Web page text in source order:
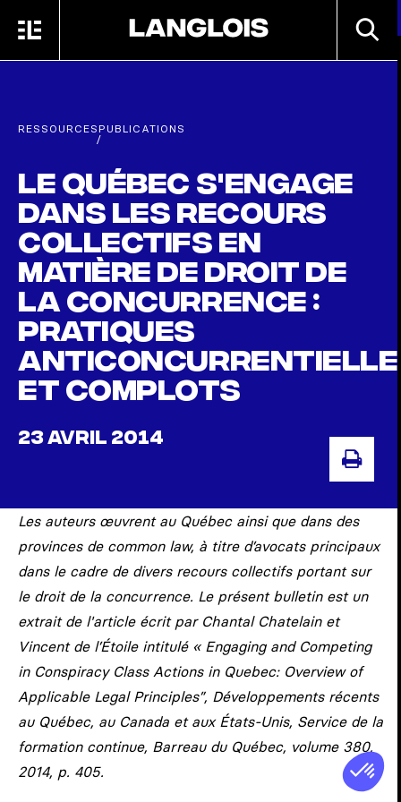
MENU
RESSOURCES
/
PUBLICATIONS
Le Québec s'engage
dans les recours
collectifs en
matière de droit de
la concurrence :
pratiques
et complots
23 AVRIL 2014
Les auteurs œuvrent au Québec ainsi que dans des
provinces de common law, à titre d’avocats principaux
dans le cadre de divers recours collectifs portant sur
le droit de la concurrence. Le présent bulletin est un
extrait de l'article écrit par Chantal Chatelain et
Vincent de l’Étoile intitulé « Engaging and Competing
in Conspiracy Class Actions in Quebec: Overview of
Applicable Legal Principles”, Développements récents
au Québec, au Canada et aux États-Unis, Service de la
formation continue, Barreau du Québec, volume 380,
2014, p. 405.